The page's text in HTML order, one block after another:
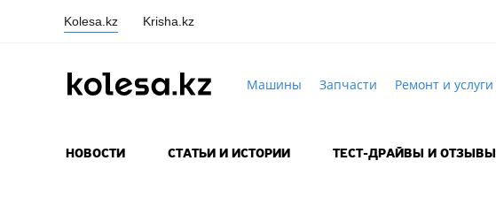
Kolesa.kz Krisha.kz
Машины Запчасти Ремонт и услуги
НОВОСТИ СТАТЬИ И ИСТОРИИ ТЕСТ-ДРАЙВЫ И ОТЗЫВЫ